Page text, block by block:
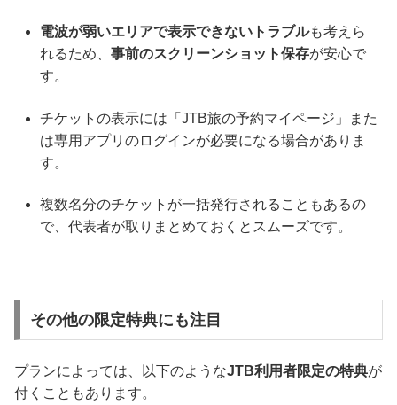
電波が弱いエリアで表示できないトラブルも考えら
れるため、事前のスクリーンショット保存が安心で
す。
チケットの表示には「JTB旅の予約マイページ」また
は専用アプリのログインが必要になる場合がありま
す。
複数名分のチケットが一括発行されることもあるの
で、代表者が取りまとめておくとスムーズです。
その他の限定特典にも注目
プランによっては、以下のようなJTB利用者限定の特典が
付くこともあります。